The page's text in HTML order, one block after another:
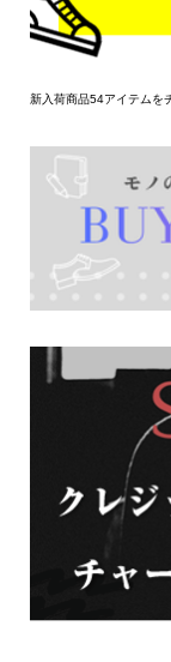
新入荷商品54アイテムを